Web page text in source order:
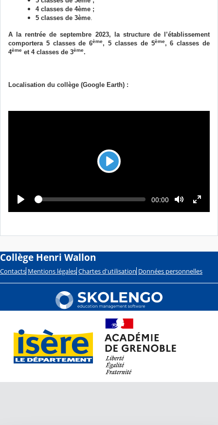
4 classes de 4ème ;
5 classes de 3ème.
A la rentrée de septembre 2023, la structure de l’établissement
comportera 5 classes de 6ème, 5 classes de 5ème, 6 classes de
4ème et 4 classes de 3ème.
Localisation du collège (Google Earth) :
L
t
u
e
L
e
c
e
T
m
é
u
00:00
Collège Henri Wallon
Contacts Mentions légales Chartes d'utilisation Données personnelles